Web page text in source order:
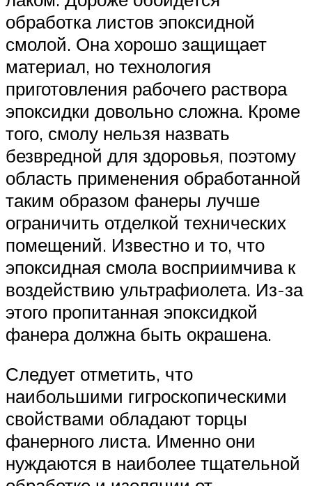
обработка листов эпоксидной
смолой. Она хорошо защищает
материал, но технология
приготовления рабочего раствора
эпоксидки довольно сложна. Кроме
того, смолу нельзя назвать
безвредной для здоровья, поэтому
область применения обработанной
таким образом фанеры лучше
ограничить отделкой технических
помещений. Известно и то, что
эпоксидная смола восприимчива к
воздействию ультрафиолета. Из-за
этого пропитанная эпоксидкой
фанера должна быть окрашена.
Следует отметить, что
наибольшими гигроскопическими
свойствами обладают торцы
фанерного листа. Именно они
нуждаются в наиболее тщательной